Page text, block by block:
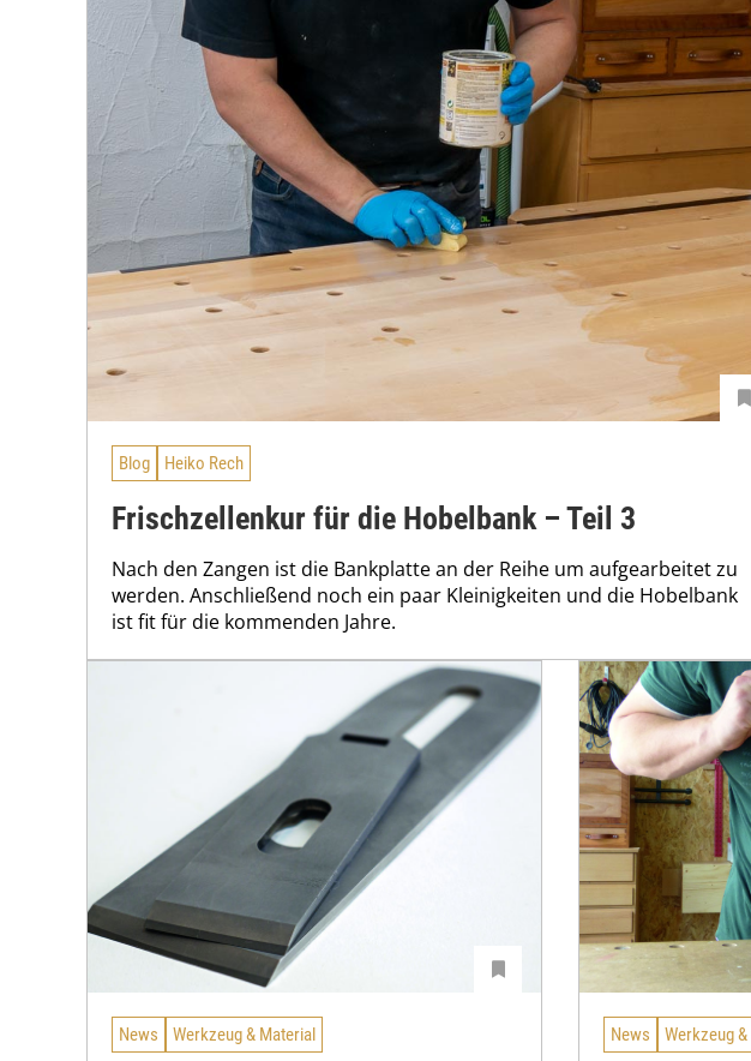
Blog Heiko Rech
Frischzellenkur für die Hobelbank – Teil 3
Nach den Zangen ist die Bankplatte an der Reihe um aufgearbeitet zu
werden. Anschließend noch ein paar Kleinigkeiten und die Hobelbank
ist fit für die kommenden Jahre.
News Werkzeug & Material News Werkzeug